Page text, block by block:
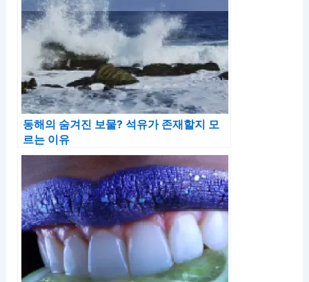
동해의 숨겨진 보물? 석유가 존재할지 모
르는 이유